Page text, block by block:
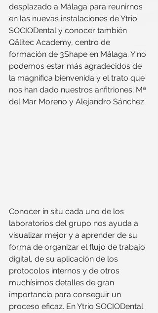
desplazado a Málaga para reunirnos
en las nuevas instalaciones de Ytrio
SOCIODental y conocer también
Qälitec Academy, centro de
formación de 3Shape en Málaga. Y no
podemos estar más agradecidos de
la magnífica bienvenida y el trato que
nos han dado nuestros anfitriones; Mª
del Mar Moreno y Alejandro Sánchez.
Conocer in situ cada uno de los
laboratorios del grupo nos ayuda a
visualizar mejor y a aprender de su
forma de organizar el flujo de trabajo
digital, de su aplicación de los
protocolos internos y de otros
muchísimos detalles de gran
importancia para conseguir un
proceso eficaz. En Ytrio SOCIODental